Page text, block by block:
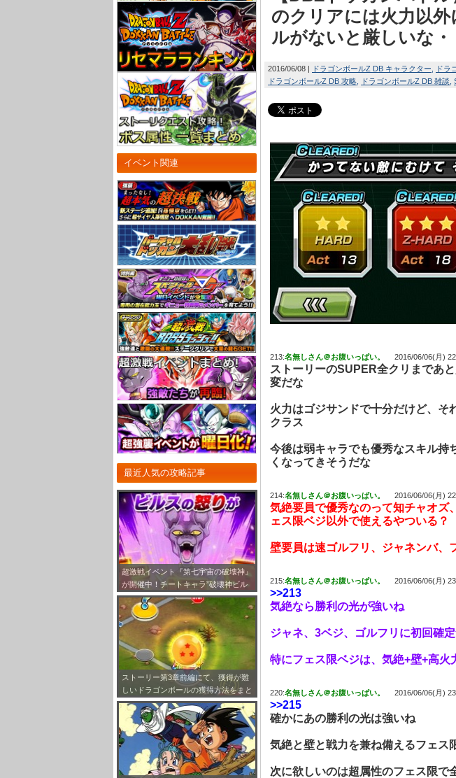
イベント関連
最近人気の攻略記事
超激戦イベント『第七宇宙の破壊神』
が開催中！チートキャラ”破壊神ビル
ス”をドッカン覚醒させよう！
ストーリー第3章前編にて、獲得が難
しいドラゴンボールの獲得方法をまと
めてみました！
のクリアには火力以
ルがないと厳しいな・
2016/06/08 ドラゴンボールZ DB キャラクター
ドラ
ドラゴンボールZ DB 攻略
ドラゴンボールZ DB 雑談
213:名無しさん＠お腹いっぱい。 2016/06/06(月)
ストーリーのSUPER全クリまであ
変だな
火力はゴジサンドで十分だけど、そ
クラス
今後は弱キャラでも優秀なスキル持
くなってきそうだな
214:名無しさん＠お腹いっぱい。 2016/06/06(月)
気絶要員で優秀なのって知チャオズ
ェス限ベジ以外で使えるやついる？
壁要員は速ゴルフリ、ジャネンバ、
215:名無しさん＠お腹いっぱい。 2016/06/06(月)
>>213
気絶なら勝利の光が強いね
ジャネ、3ベジ、ゴルフリに初回確
特にフェス限ベジは、気絶+壁+高火
220:名無しさん＠お腹いっぱい。 2016/06/06(月)
>>215
確かにあの勝利の光は強いね
気絶と壁と戦力を兼ね備えるフェス
次に欲しいのは超属性のフェス限で